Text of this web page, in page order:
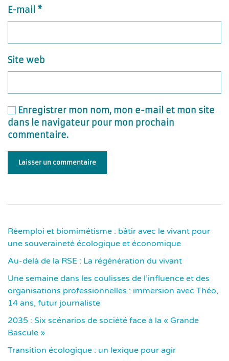
E-mail *
Site web
Enregistrer mon nom, mon e-mail et mon site
dans le navigateur pour mon prochain
commentaire.
Laisser un commentaire
Réemploi et biomimétisme : bâtir avec le vivant pour
une souveraineté écologique et économique
Au-delà de la RSE : La régénération du vivant
Une semaine dans les coulisses de l’influence et des
organisations professionnelles : immersion avec Théo,
14 ans, futur journaliste
2035 : Six scénarios de société face à la « Grande
Bascule »
Transition écologique : un lexique pour agir